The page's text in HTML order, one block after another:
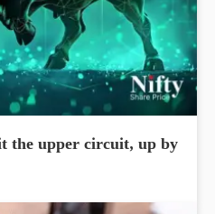
the upper circuit, up by